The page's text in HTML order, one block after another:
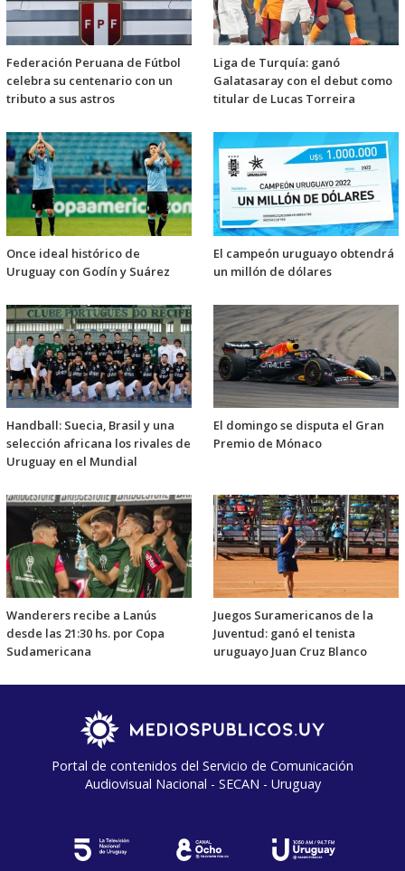
Federación Peruana de Fútbol
celebra su centenario con un
tributo a sus astros
Liga de Turquía: ganó
Galatasaray con el debut como
titular de Lucas Torreira
Once ideal histórico de
Uruguay con Godín y Suárez
El campeón uruguayo obtendrá
un millón de dólares
Handball: Suecia, Brasil y una
selección africana los rivales de
Uruguay en el Mundial
El domingo se disputa el Gran
Premio de Mónaco
Wanderers recibe a Lanús
desde las 21:30 hs. por Copa
Sudamericana
Juegos Suramericanos de la
Juventud: ganó el tenista
uruguayo Juan Cruz Blanco
Portal de contenidos del Servicio de Comunicación
Audiovisual Nacional - SECAN - Uruguay